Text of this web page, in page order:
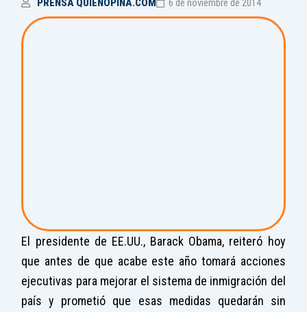
El presidente de EE.UU., Barack Obama, reiteró hoy
que antes de que acabe este año tomará acciones
ejecutivas para mejorar el sistema de inmigración del
país y prometió que esas medidas quedarán sin